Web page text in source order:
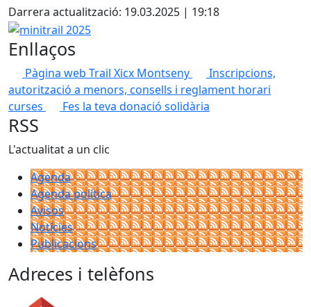
Darrera actualització: 19.03.2025 | 19:18
minitrail 2025
Enllaços
Pàgina web Trail Xicx Montseny
Inscripcions,
autorització a menors, consells i reglament horari
curses
Fes la teva donació solidària
RSS
L'actualitat a un clic
Agenda
Agenda política
Avisos
Notícies
Publicacions
Adreces i telèfons